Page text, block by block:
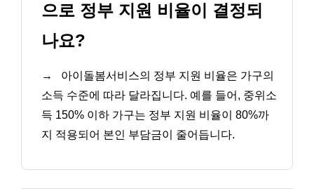
으로 정부 지원 비율이 결정되
나요?
→
아이돌봄서비스의 정부 지원 비율은 가구의
소득 수준에 따라 달라집니다. 예를 들어, 중위소
득 150% 이하 가구는 정부 지원 비율이 80%까
지 적용되어 본인 부담금이 줄어듭니다.